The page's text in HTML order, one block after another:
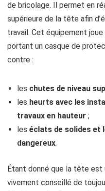
de bricolage. Il permet en
supérieure de la tête afin
travail. Cet équipement
portant un casque de
contre :
les chutes de niveau
les heurts avec les
travaux en hauteur ;
les éclats de solides et
dangereux.
Étant donné que la tête est
vivement conseillé de